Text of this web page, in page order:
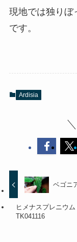
現地では独りぼ
です。
Ardisia
ベゴニ
ヒメナスプレニウ
TK041116